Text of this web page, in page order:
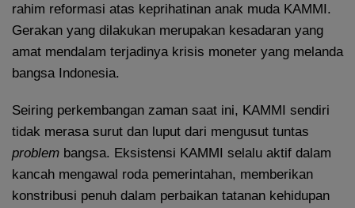
rahim reformasi atas keprihatinan anak muda KAMMI.
Gerakan yang dilakukan merupakan kesadaran yang
amat mendalam terjadinya krisis moneter yang melanda
bangsa Indonesia.
Seiring perkembangan zaman saat ini, KAMMI sendiri
tidak merasa surut dan luput dari mengusut tuntas
problem bangsa. Eksistensi KAMMI selalu aktif dalam
kancah mengawal roda pemerintahan, memberikan
konstribusi penuh dalam perbaikan tatanan kehidupan